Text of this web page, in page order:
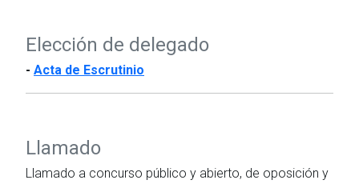
Elección de delegado
- Acta de Escrutinio
Llamado
Llamado a concurso público y abierto, de oposición y